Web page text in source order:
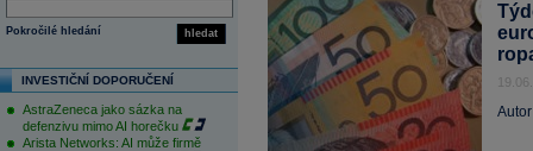
hledat
Pokročilé hledání
INVESTIČNÍ DOPORUČENÍ
AstraZeneca jako sázka na
defenzivu mimo AI horečku
Arista Networks: AI může firmě